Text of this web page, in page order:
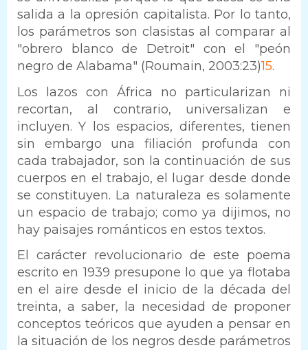
salida a la opresión capitalista. Por lo tanto,
los parámetros son clasistas al comparar al
"obrero blanco de Detroit" con el "peón
negro de Alabama" (Roumain, 2003:23)15.
Los lazos con África no particularizan ni
recortan, al contrario, universalizan e
incluyen. Y los espacios, diferentes, tienen
sin embargo una filiación profunda con
cada trabajador, son la continuación de sus
cuerpos en el trabajo, el lugar desde donde
se constituyen. La naturaleza es solamente
un espacio de trabajo; como ya dijimos, no
hay paisajes románticos en estos textos.
El carácter revolucionario de este poema
escrito en 1939 presupone lo que ya flotaba
en el aire desde el inicio de la década del
treinta, a saber, la necesidad de proponer
conceptos teóricos que ayuden a pensar en
la situación de los negros desde parámetros